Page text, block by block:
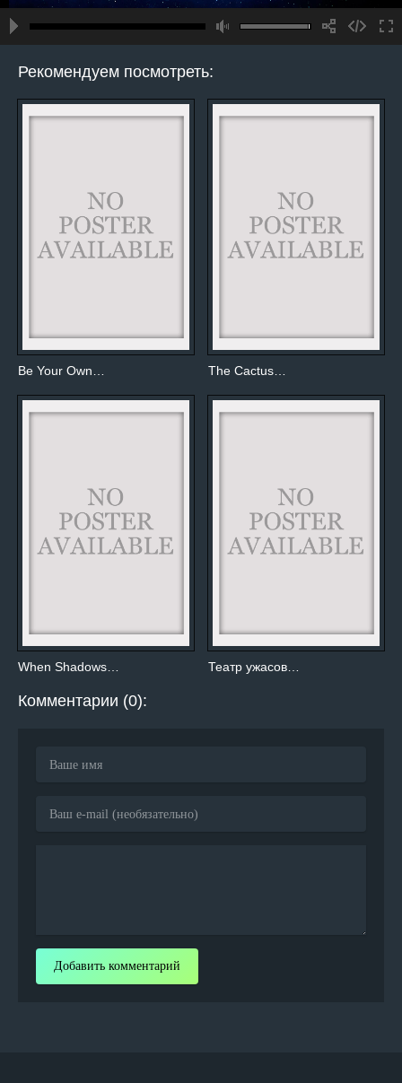
Рекомендуем посмотреть:
Be Your Own… The Cactus…
When Shadows… Театр ужасов…
Комментарии (0):
Добавить комментарий